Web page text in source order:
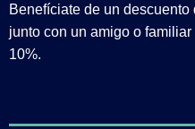
Benefíciate de un
junto con un amigo o
10%.